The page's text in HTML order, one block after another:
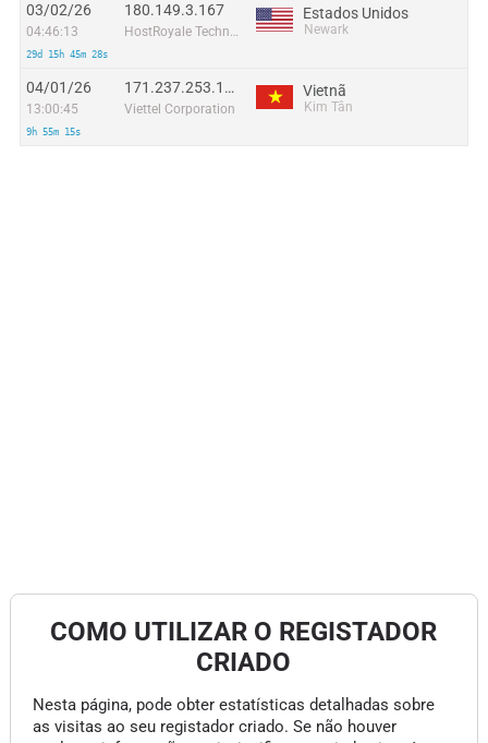
03/02/26
04:46:13
29d 15h 45m 28s
180.149.3.167
HostRoyale Technologies Pvt Ltd
Estados Unidos
Newark
04/01/26
13:00:45
9h 55m 15s
171.237.253.190
Viettel Corporation
Vietnã
Kim Tân
COMO UTILIZAR O REGISTADOR
CRIADO
Nesta página, pode obter estatísticas detalhadas sobre
as visitas ao seu registador criado. Se não houver